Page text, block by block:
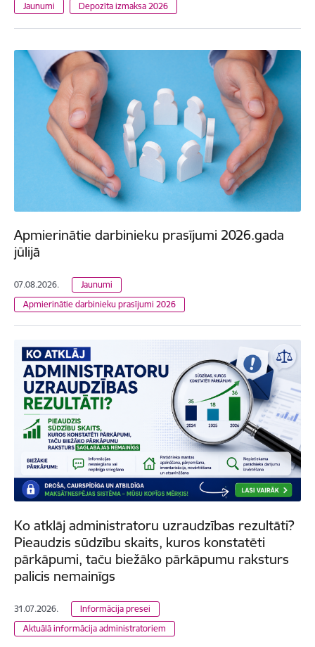
Jaunumi Depozīta izmaksa 2026
Apmierinātie darbinieku prasījumi 2026.gada
jūlijā
07.08.2026.
Jaunumi
Apmierinātie darbinieku prasījumi 2026
Ko atklāj administratoru uzraudzības rezultāti?
Pieaudzis sūdzību skaits, kuros konstatēti
pārkāpumi, taču biežāko pārkāpumu raksturs
palicis nemainīgs
31.07.2026.
Informācija presei
Aktuālā informācija administratoriem